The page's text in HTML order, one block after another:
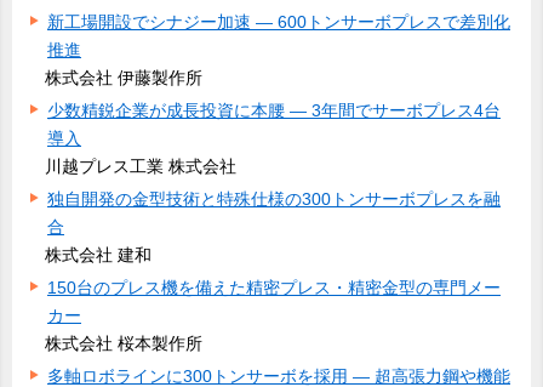
新工場開設でシナジー加速 ― 600トンサーボプレスで差別化
推進
株式会社 伊藤製作所
少数精鋭企業が成長投資に本腰 ― 3年間でサーボプレス4台
導入
川越プレス工業 株式会社
独自開発の金型技術と特殊仕様の300トンサーボプレスを融
合
株式会社 建和
150台のプレス機を備えた精密プレス・精密金型の専門メー
カー
株式会社 桜本製作所
多軸ロボラインに300トンサーボを採用 ― 超高張力鋼や機能